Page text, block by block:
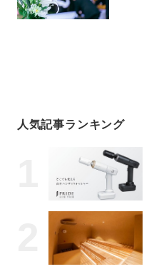
人気記事ランキング